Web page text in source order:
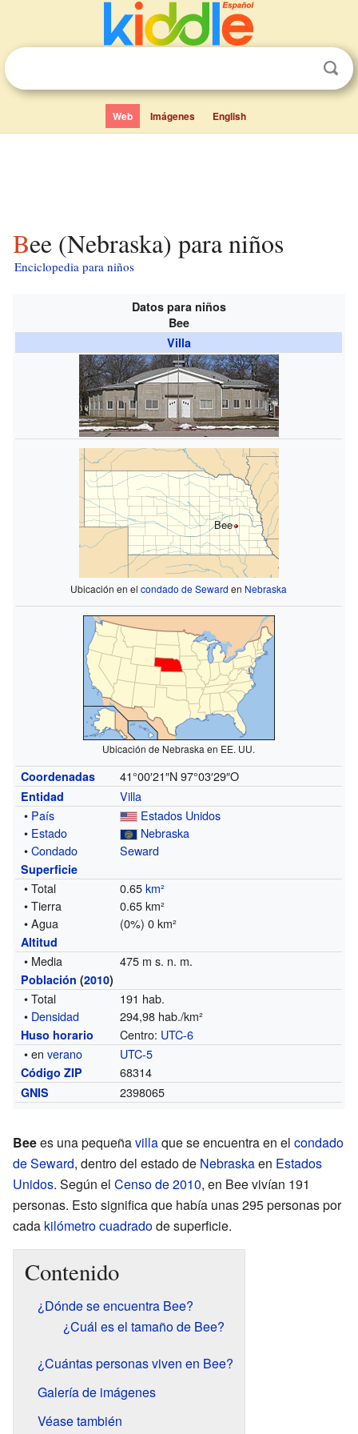
Web Imágenes English
Bee (Nebraska) para niños
Enciclopedia para niños
Datos para niños
Bee
Villa
Bee
Ubicación en elcondado de Seward en Nebraska
Ubicación de Nebraska en EE. UU.
Coordenadas 41°00′21″N 97°03′29″O
Entidad
Villa
• País
Estados Unidos
• Estado
Nebraska
•Condado Seward
Superficie
• Total 0.65km²
• Tierra
0.65 km²
• Agua
(0%) 0 km²
Altitud
• Media 475 m s. n. m.
Población (2010)
• Total
191 hab.
• Densidad 294,98 hab./km²
Huso horario Centro: UTC-6
• enverano UTC-5
Código ZIP 68314
GNIS 2398065
Beees una pequeñavillaque se encuentra en el condado
de Seward, dentro del estado de Nebraskaen Estados
Unidos. Según el Censo de 2010, en Bee vivían 191
personas. Esto significa que había unas 295 personas por
cada kilómetro cuadradode superficie.
Contenido
¿Dónde se encuentra Bee?
¿Cuál es el tamaño de Bee?
¿Cuántas personas viven en Bee?
Galería de imágenes
Véase también